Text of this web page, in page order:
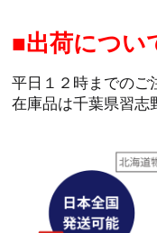
出荷につい
平日１２時までのご
在庫品は千葉県習志